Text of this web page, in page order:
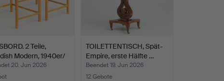
2 Teile,
Modern, 1940er/
20. Jun 2026
TOILETTENTISCH, Spät-
Empire, erste Hälfte …
Beendet 19. Jun 2026
12 Gebote